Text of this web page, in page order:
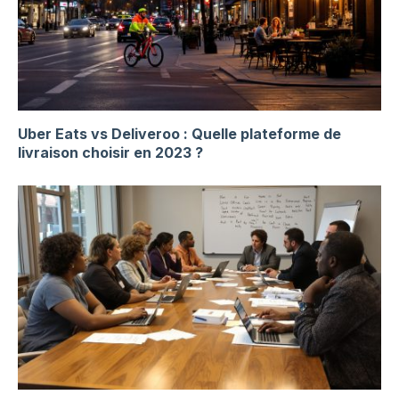
Uber Eats vs Deliveroo : Quelle plateforme de
livraison choisir en 2023 ?